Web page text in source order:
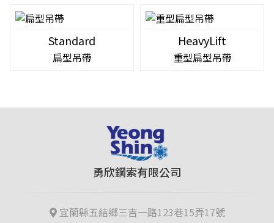
Standard
扁型吊帶
HeavyLift
重型扁型吊帶
勇欣鋼索有限公司
宜蘭縣五結鄉三吉一路123巷15弄17號